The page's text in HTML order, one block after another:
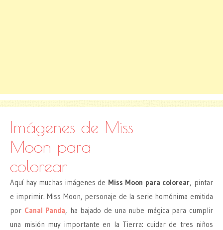
Imágenes de Miss
Moon para
colorear
Aquí hay muchas imágenes de Miss Moon para colorear, pintar
e imprimir. Miss Moon, personaje de la serie homónima emitida
por Canal Panda, ha bajado de una nube mágica para cumplir
una misión muy importante en la Tierra: cuidar de tres niños